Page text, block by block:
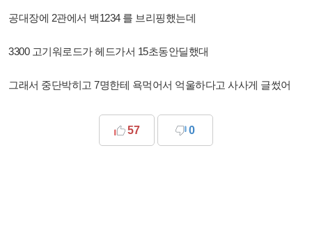
공대장에 2관에서 백1234 를 브리핑했는데
3300 고기워로드가 헤드가서 15초동안딜했대
그래서 중단박히고 7명한테 욕먹어서 억울하다고 사사게 글썼어
57 0